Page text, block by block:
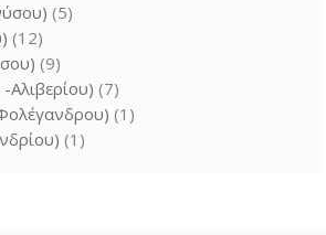
(5)
(12)
(9)
Αλιβερίου) (7)
(1)
(1)